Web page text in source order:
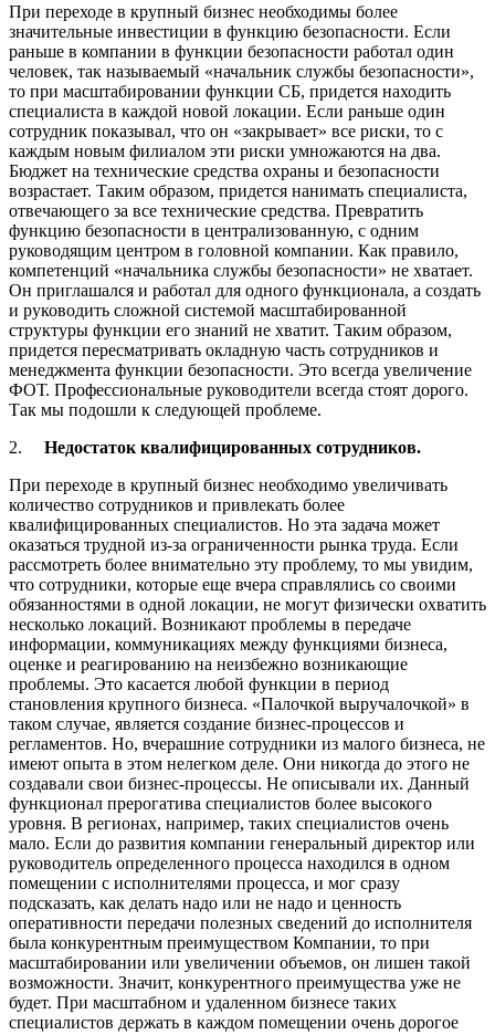
При переходе в крупный бизнес необходимы более
значительные инвестиции в функцию безопасности. Если
раньше в компании в функции безопасности работал один
человек, так называемый «начальник службы безопасности»,
то при масштабировании функции СБ, придется находить
специалиста в каждой новой локации. Если раньше один
сотрудник показывал, что он «закрывает» все риски, то с
каждым новым филиалом эти риски умножаются на два.
Бюджет на технические средства охраны и безопасности
возрастает. Таким образом, придется нанимать специалиста,
отвечающего за все технические средства. Превратить
функцию безопасности в централизованную, с одним
руководящим центром в головной компании. Как правило,
компетенций «начальника службы безопасности» не хватает.
Он приглашался и работал для одного функционала, а создать
и руководить сложной системой масштабированной
структуры функции его знаний не хватит. Таким образом,
придется пересматривать окладную часть сотрудников и
менеджмента функции безопасности. Это всегда увеличение
ФОТ. Профессиональные руководители всегда стоят дорого.
Так мы подошли к следующей проблеме.
2. Недостаток квалифицированных сотрудников.
При переходе в крупный бизнес необходимо увеличивать
количество сотрудников и привлекать более
квалифицированных специалистов. Но эта задача может
оказаться трудной из-за ограниченности рынка труда. Если
рассмотреть более внимательно эту проблему, то мы увидим,
что сотрудники, которые еще вчера справлялись со своими
обязанностями в одной локации, не могут физически охватить
несколько локаций. Возникают проблемы в передаче
информации, коммуникациях между функциями бизнеса,
оценке и реагированию на неизбежно возникающие
проблемы. Это касается любой функции в период
становления крупного бизнеса. «Палочкой выручалочкой» в
таком случае, является создание бизнес-процессов и
регламентов. Но, вчерашние сотрудники из малого бизнеса, не
имеют опыта в этом нелегком деле. Они никогда до этого не
создавали свои бизнес-процессы. Не описывали их. Данный
функционал прерогатива специалистов более высокого
уровня. В регионах, например, таких специалистов очень
мало. Если до развития компании генеральный директор или
руководитель определенного процесса находился в одном
помещении с исполнителями процесса, и мог сразу
подсказать, как делать надо или не надо и ценность
оперативности передачи полезных сведений до исполнителя
была конкурентным преимуществом Компании, то при
масштабировании или увеличении объемов, он лишен такой
возможности. Значит, конкурентного преимущества уже не
будет. При масштабном и удаленном бизнесе таких
специалистов держать в каждом помещении очень дорогое